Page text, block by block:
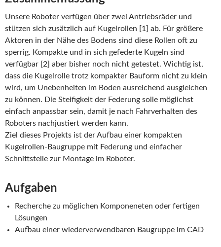
Unsere Roboter verfügen über zwei Antriebsräder und
stützen sich zusätzlich auf Kugelrollen [1] ab. Für größere
Aktoren in der Nähe des Bodens sind diese Rollen oft zu
sperrig. Kompakte und in sich gefederte Kugeln sind
verfügbar [2] aber bisher noch nicht getestet. Wichtig ist,
dass die Kugelrolle trotz kompakter Bauform nicht zu klein
wird, um Unebenheiten im Boden ausreichend ausgleichen
zu können. Die Steifigkeit der Federung solle möglichst
einfach anpassbar sein, damit je nach Fahrverhalten des
Roboters nachjustiert werden kann.
Ziel dieses Projekts ist der Aufbau einer kompakten
Kugelrollen-Baugruppe mit Federung und einfacher
Schnittstelle zur Montage im Roboter.
Aufgaben
Recherche zu möglichen Komponeneten oder fertigen
Lösungen
Aufbau einer wiederverwendbaren Baugruppe im CAD